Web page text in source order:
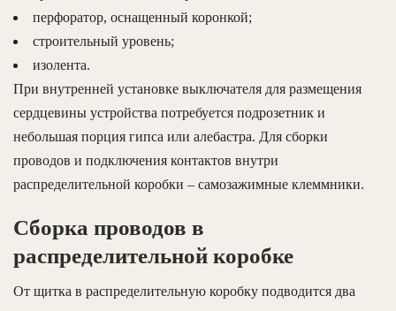
перфоратор, оснащенный коронкой;
строительный уровень;
изолента.
При внутренней установке выключателя для размещения
сердцевины устройства потребуется подрозетник и
небольшая порция гипса или алебастра. Для сборки
проводов и подключения контактов внутри
распределительной коробки – самозажимные клеммники.
Сборка проводов в
распределительной коробке
От щитка в распределительную коробку подводится два